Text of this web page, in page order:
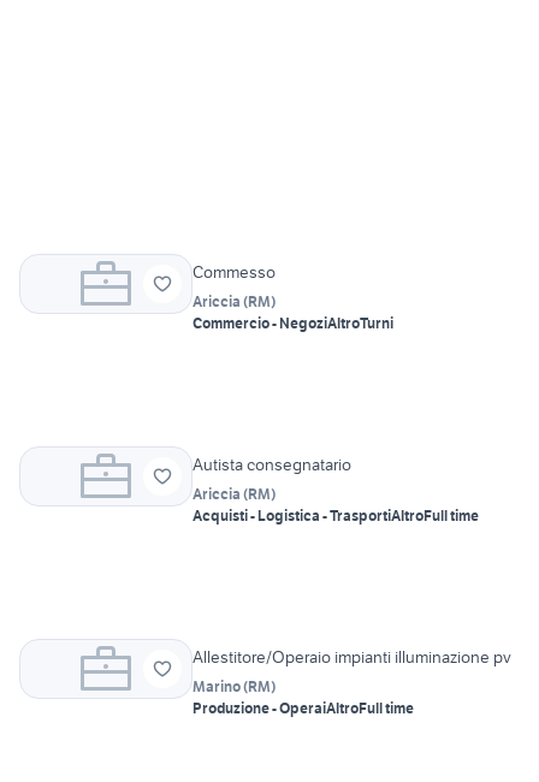
Commesso
Ariccia (RM)
Commercio - NegoziAltroTurni
Autista consegnatario
Ariccia (RM)
Acquisti - Logistica - TrasportiAltroFull time
Allestitore/Operaio impianti illuminazione pv
Marino(RM)
Produzione - OperaiAltroFull time